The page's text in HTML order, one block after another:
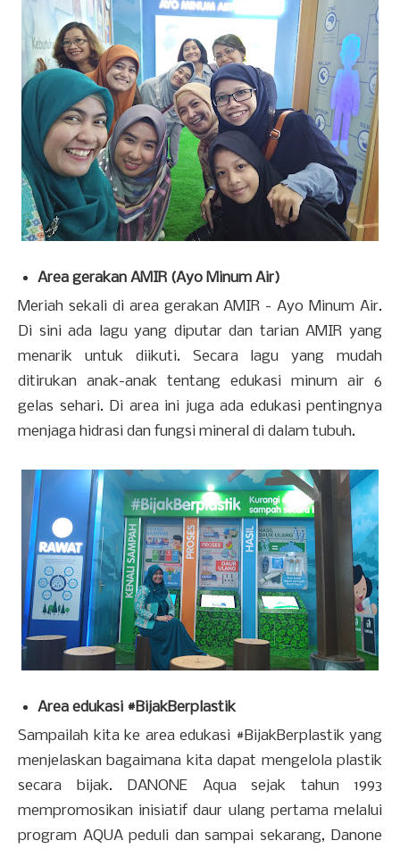
Area gerakan AMIR (Ayo Minum Air)
Meriah sekali di area gerakan AMIR - Ayo Minum Air.
Di sini ada lagu yang diputar dan tarian AMIR yang
menarik untuk diikuti. Secara lagu yang mudah
ditirukan anak-anak tentang edukasi minum air 6
gelas sehari. Di area ini juga ada edukasi pentingnya
menjaga hidrasi dan fungsi mineral di dalam tubuh.
Area edukasi #BijakBerplastik
Sampailah kita ke area edukasi #BijakBerplastik yang
menjelaskan bagaimana kita dapat mengelola plastik
secara bijak. DANONE Aqua sejak tahun 1993
mempromosikan inisiatif daur ulang pertama melalui
program AQUA peduli dan sampai sekarang, Danone